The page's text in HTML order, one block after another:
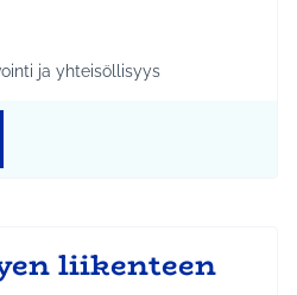
Koko Tuusula
teeman mukaan: Hyvinvointi ja
ja yhteisöllisyys
liikenteen